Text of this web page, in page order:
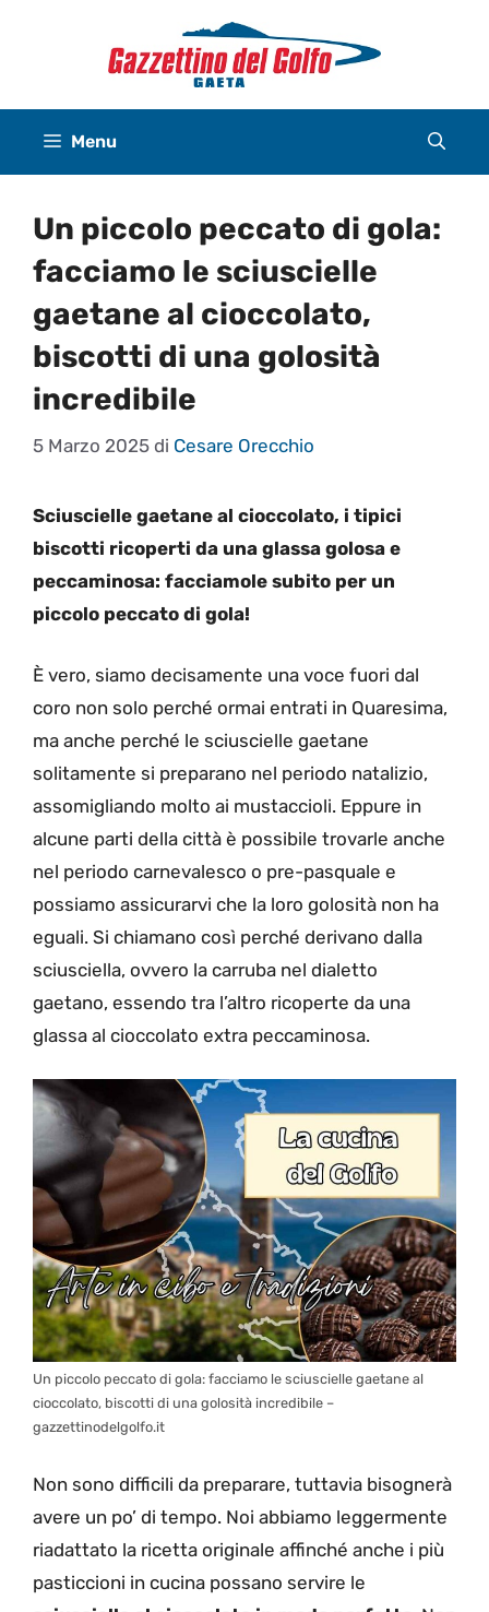
Menu
Un piccolo peccato di gola:
facciamo le sciuscielle
gaetane al cioccolato,
biscotti di una golosità
incredibile
5 Marzo 2025 di Cesare Orecchio
Sciuscielle gaetane al cioccolato, i tipici
biscotti ricoperti da una glassa golosa e
peccaminosa: facciamole subito per un
piccolo peccato di gola!
È vero, siamo decisamente una voce fuori dal
coro non solo perché ormai entrati in Quaresima,
ma anche perché le sciuscielle gaetane
solitamente si preparano nel periodo natalizio,
assomigliando molto ai mustaccioli. Eppure in
alcune parti della città è possibile trovarle anche
nel periodo carnevalesco o pre-pasquale e
possiamo assicurarvi che la loro golosità non ha
eguali. Si chiamano così perché derivano dalla
sciusciella, ovvero la carruba nel dialetto
gaetano, essendo tra l’altro ricoperte da una
glassa al cioccolato extra peccaminosa.
Un piccolo peccato di gola: facciamo le sciuscielle gaetane al
cioccolato, biscotti di una golosità incredibile –
gazzettinodelgolfo.it
Non sono difficili da preparare, tuttavia bisognerà
avere un po’ di tempo. Noi abbiamo leggermente
riadattato la ricetta originale affinché anche i più
pasticcioni in cucina possano servire le